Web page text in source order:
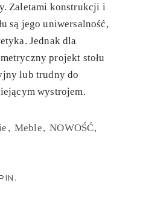
Zaletami konstrukcji i
są jego uniwersalność,
Jednak dla
projekt stołu
lub trudny do
wystrojem.
Meble NOWOŚĆ